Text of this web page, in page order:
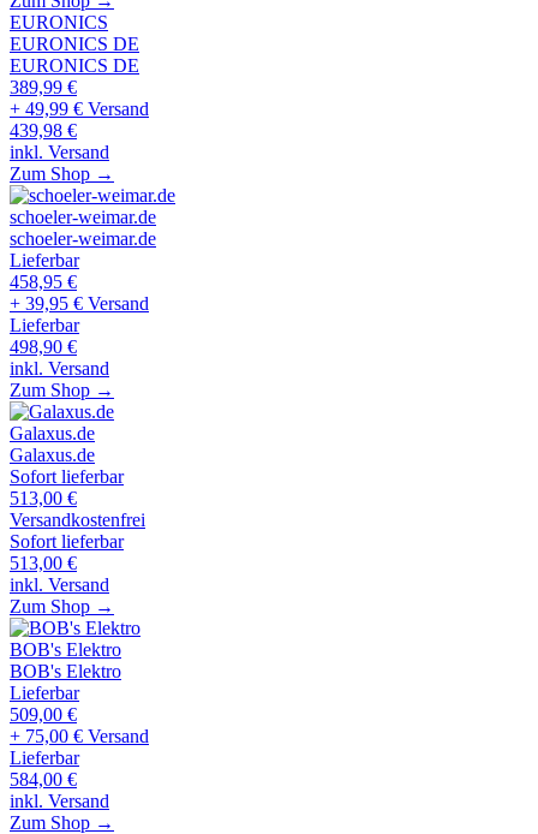
EURONICS
EURONICS DE
EURONICS DE
389,99 €
+ 49,99 € Versand
439,98 €
inkl. Versand
Zum Shop →
schoeler-weimar.de
schoeler-weimar.de
Lieferbar
458,95 €
+ 39,95 € Versand
Lieferbar
498,90 €
inkl. Versand
Zum Shop →
Galaxus.de
Galaxus.de
Sofort lieferbar
513,00 €
Versandkostenfrei
Sofort lieferbar
513,00 €
inkl. Versand
Zum Shop →
BOB's Elektro
BOB's Elektro
Lieferbar
509,00 €
+ 75,00 € Versand
Lieferbar
584,00 €
inkl. Versand
Zum Shop →